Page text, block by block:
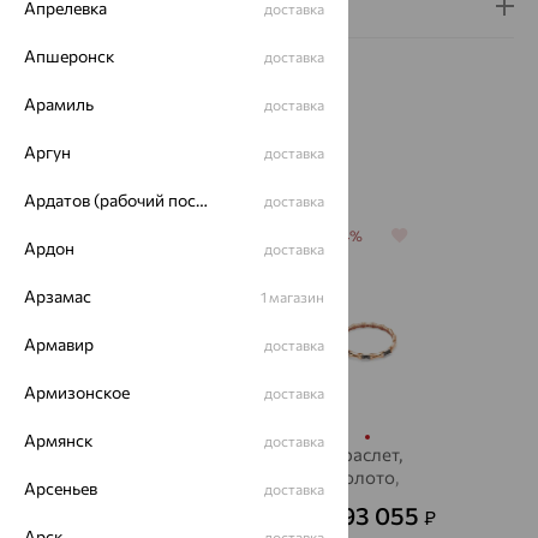
Гарантия и возврат
Похожие изделия
Браслет,
бриллиант,
Браслет,
бриллиант,
64%
Браслет,
золото,
Delta
293 055 ₽
Апрелевка доставка
Апшеронск доставка
Арамиль доставка
Аргун доставка
Ардатов (рабочий поселок) доставка
Ардон доставка
Арзамас 1 магазин
Армавир доставка
Армизонское доставка
Армянск доставка
Арсеньев доставка